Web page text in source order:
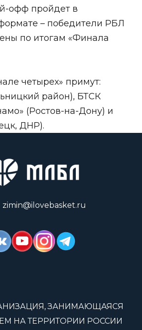
офф пройдет в
– победители РБЛ
по итогам «Финала
четырех» примут:
район), БТСК
(Ростов-на-Дону) и
ДНР).
zimin@ilovebasket.ru
ЗАНИМАЮЩАЯСЯ
НА ТЕРРИТОРИИ РОССИИ